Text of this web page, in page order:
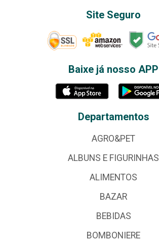
Site Seguro
Baixe já nosso APP
Departamentos
AGRO&PET
ALBUNS E FIGURINHAS
ALIMENTOS
BAZAR
BEBIDAS
BOMBONIERE